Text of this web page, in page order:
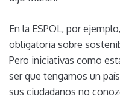
En la ESPOL, por
obligatoria sobre
Pero iniciativas como
ser que tengamos un
sus ciudadanos no